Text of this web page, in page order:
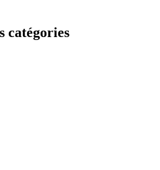
catégories